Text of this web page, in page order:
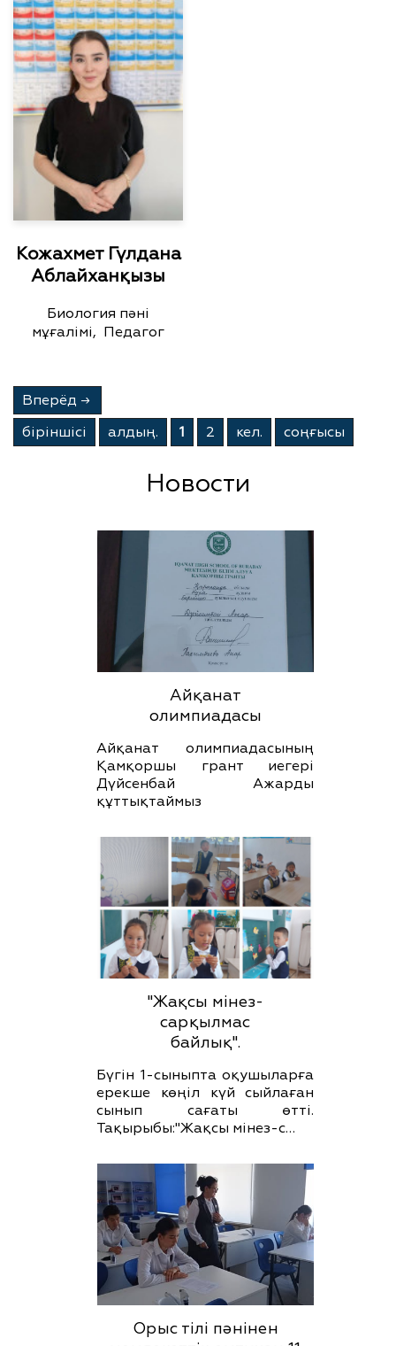
Кожахмет Гүлдана
Аблайханқызы
Биология пәні
мұғалімі, Педагог
Вперёд →
бiрiншiсi
алдың. 1 2 кел. соңғысы
Новости
Айқанат
олимпиадасы
Айқанат олимпиадасының
Қамқоршы грант иегері
Дүйсенбай Ажарды
құттықтаймыз
"Жақсы мінез-
сарқылмас
байлық".
Бүгін 1-сыныпта оқушыларға
ерекше көңіл күй сыйлаған
сынып сағаты өтті.
Тақырыбы:"Жақсы мінез-с…
Орыс тілі пәнінен